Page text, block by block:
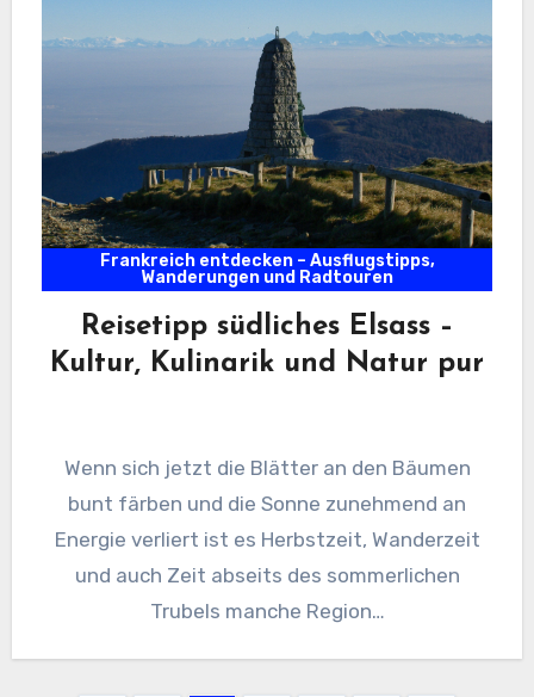
Frankreich entdecken – Ausflugstipps,
Wanderungen und Radtouren
Reisetipp südliches Elsass –
Kultur, Kulinarik und Natur pur
Wenn sich jetzt die Blätter an den Bäumen
bunt färben und die Sonne zunehmend an
Energie verliert ist es Herbstzeit, Wanderzeit
und auch Zeit abseits des sommerlichen
Trubels manche Region…